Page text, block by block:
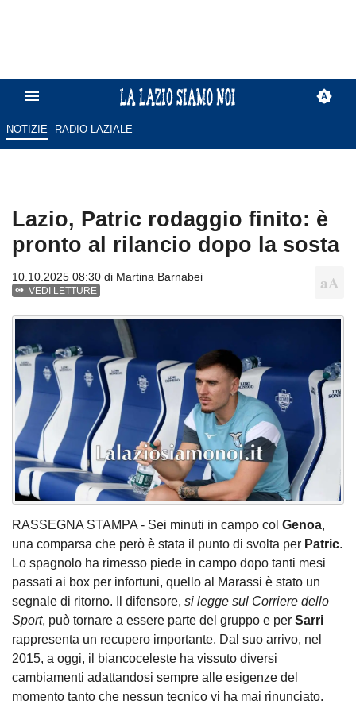
NOTIZIE RADIO LAZIALE
Lazio, Patric rodaggio finito: è
pronto al rilancio dopo la sosta
10.10.2025 08:30 di Martina Barnabei
VEDI LETTURE
RASSEGNA STAMPA - Sei minuti in campo col Genoa,
una comparsa che però è stata il punto di svolta per Patric.
Lo spagnolo ha rimesso piede in campo dopo tanti mesi
passati ai box per infortuni, quello al Marassi è stato un
segnale di ritorno. Il difensore, si legge sul Corriere dello
Sport, può tornare a essere parte del gruppo e per Sarri
rappresenta un recupero importante. Dal suo arrivo, nel
2015, a oggi, il biancoceleste ha vissuto diversi
cambiamenti adattandosi sempre alle esigenze del
momento tanto che nessun tecnico vi ha mai rinunciato.